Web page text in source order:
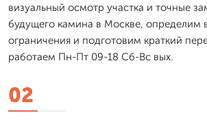
визуальный осмотр участка и точные
будущего камина в Москве, определим
ограничения и подготовим краткий
работаем Пн-Пт 09-18 Сб-Вс вых.
02